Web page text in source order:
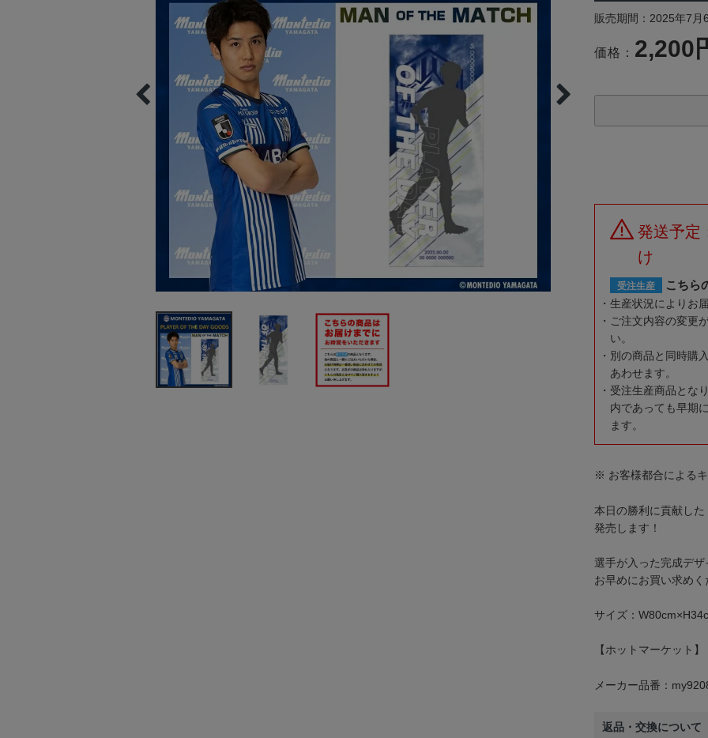
販売期間：2025年7
価格： 2,200
発送予定
け
受注生産 こちら
生産状況によりお
ご注文内容の変更
い。
別の商品と同時購
あわせます。
受注生産商品とな
内であっても早期
ます。
※ お客様都合による
本日の勝利に貢献し
発売します！
選手が入った完成デ
お早めにお買い求めく
サイズ：
【ホットマーケット】
メーカー品番：
返品・交換について